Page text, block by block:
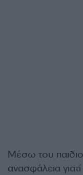
Μέσω του
ανασφάλεια